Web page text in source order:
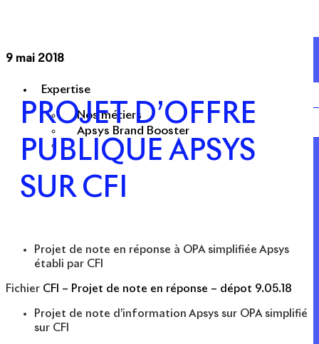
Expertise
Nos métiers
Apsys Brand Booster
9 mai 2018
PROJET D’OFFRE
PUBLIQUE APSYS
SUR CFI
Projet de note en réponse à OPA simplifiée Apsys
établi par CFI
Fichier CFI – Projet de note en réponse – dépot 9.05.18
Projet de note d’information Apsys sur OPA simplifié
sur CFI